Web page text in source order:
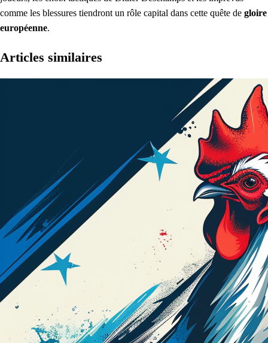
comme les blessures tiendront un rôle capital dans cette quête de gloire
européenne.
Articles similaires